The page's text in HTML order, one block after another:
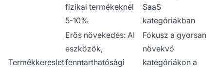
fizikai termékeknél
5-10%
SaaS
kategóriákban
Termékkereslet
Erős növekedés: AI
eszközök,
fenntarthatósági
Fókusz a gyorsan
növekvő
kategóriákon a